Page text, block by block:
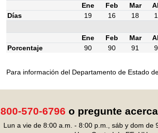
Ene
Feb Mar
Días
19 16 18
Ene
Feb Mar
Porcentaje
90 90 91
Para información del Departamento de Estado
800-570-6796 o pregunte
Lun a vie de 8:00 a.m. - 8:00 p.m., sáb y dom de